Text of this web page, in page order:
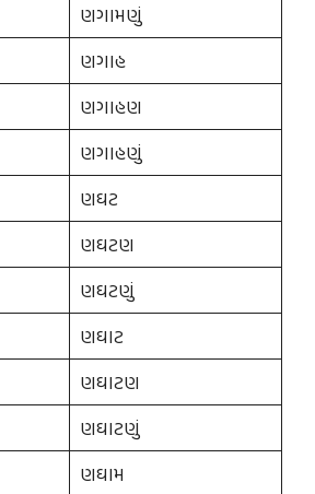
ણગામણું
ણગાહ
ણગાહણ
ણગાહણું
ણઘટ
ણઘટણ
ણઘટણું
ણઘાટ
ણઘાટણ
ણઘાટણું
ણઘામ